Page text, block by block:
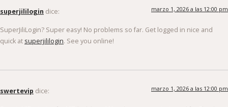
superjililogin dice: marzo 1, 2026 a las 12:00 pm
SuperJiliLogin? Super easy! No problems so far. Get logged in nice and
quick at superjililogin. See you online!
swertevip dice: marzo 1, 2026 a las 12:00 pm